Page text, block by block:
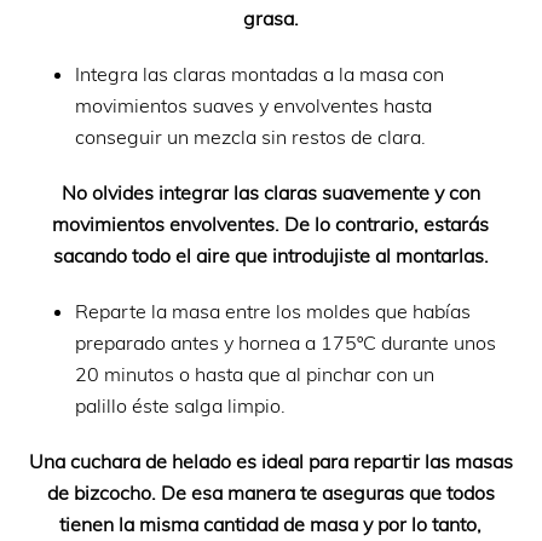
grasa.
Integra las claras montadas a la masa con
movimientos suaves y envolventes hasta
conseguir un mezcla sin restos de clara.
No olvides integrar las claras suavemente y con
movimientos envolventes. De lo contrario, estarás
sacando todo el aire que introdujiste al montarlas.
Reparte la masa entre los moldes que habías
preparado antes y hornea a 175ºC durante unos
20 minutos o hasta que al pinchar con un
palillo éste salga limpio.
Una cuchara de helado es ideal para repartir las masas
de bizcocho. De esa manera te aseguras que todos
tienen la misma cantidad de masa y por lo tanto,